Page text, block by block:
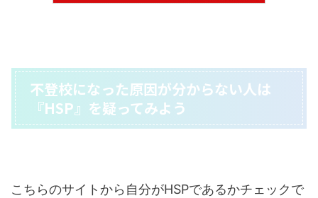
不登校になった原因が分からない人は
『HSP』を疑ってみよう
こちらのサイトから自分がHSPであるかチェックで